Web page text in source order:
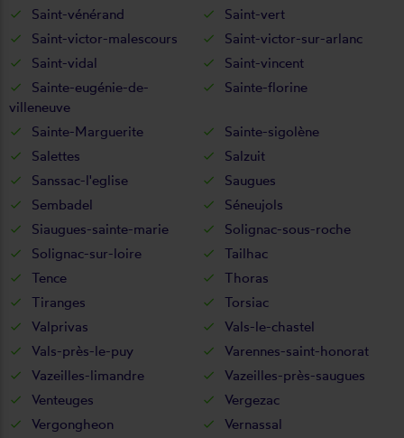
Saint-vénérand
Saint-vert
Saint-victor-malescours
Saint-victor-sur-arlanc
Saint-vidal
Saint-vincent
Sainte-eugénie-de-
villeneuve
Sainte-florine
Sainte-Marguerite
Sainte-sigolène
Salettes
Salzuit
Sanssac-l'eglise
Saugues
Sembadel
Séneujols
Siaugues-sainte-marie
Solignac-sous-roche
Solignac-sur-loire
Tailhac
Tence
Thoras
Tiranges
Torsiac
Valprivas
Vals-le-chastel
Vals-près-le-puy
Varennes-saint-honorat
Vazeilles-limandre
Vazeilles-près-saugues
Venteuges
Vergezac
Vergongheon
Vernassal